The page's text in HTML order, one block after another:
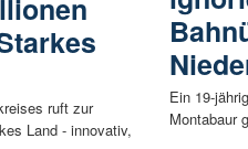
ruft zur
Land - innovativ,
Ein 19-
Montabaur